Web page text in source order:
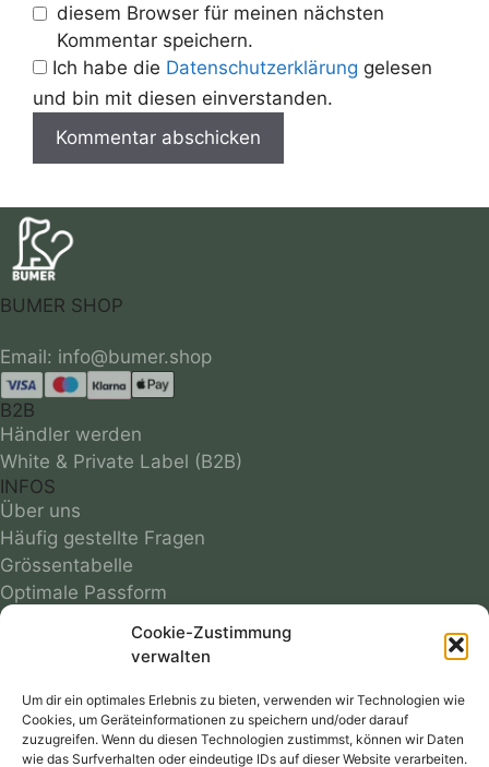
Cookie-Zustimmung
verwalten
Um dir ein optimales Erlebnis zu bieten, verwenden wir Technologien wie
Cookies, um Geräteinformationen zu speichern und/oder darauf
zuzugreifen. Wenn du diesen Technologien zustimmst, können wir Daten
wie das Surfverhalten oder eindeutige IDs auf dieser Website verarbeiten.
diesem Browser für meinen nächsten
Kommentar speichern.
Ich habe die Datenschutzerklärung gelesen
und bin mit diesen einverstanden.
BUMER SHOP
B2B
Händler werden
White & Private Label (B2B)
INFOS
Über uns
Häufig gestellte Fragen
Grössentabelle
Optimale Passform
Infos zu Materialien
Reparaturservice
Versandkosten
Follow